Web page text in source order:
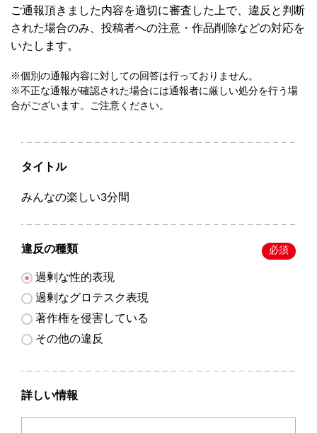
ご通報頂きました内容を適切に審査した上で、違反と判断
された場合のみ、投稿者への注意・作品削除などの対応を
いたします。
※個別の通報内容に対しての回答は行っておりません。
※不正な通報が確認された場合には通報者に厳しい処分を行う場
合がございます。ご注意ください。
タイトル
みんなの楽しい3分間
違反の種類 必須
過剰な性的表現
過剰なグロテスク表現
著作権を侵害している
その他の違反
詳しい情報